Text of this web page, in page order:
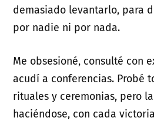
demasiado levantarlo, para
por nadie ni por nada.
Me obsesioné, consulté con
acudí a conferencias. Probé
rituales y ceremonias, pero
haciéndose, con cada